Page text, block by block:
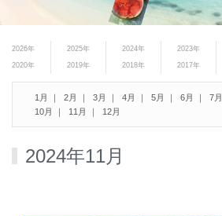
2026年 2025年 2024年 2023年
2020年 2019年 2018年 2017年
1月 2月 3月 4月 5月 6月 7月
10月
11月 12月
2024年11月